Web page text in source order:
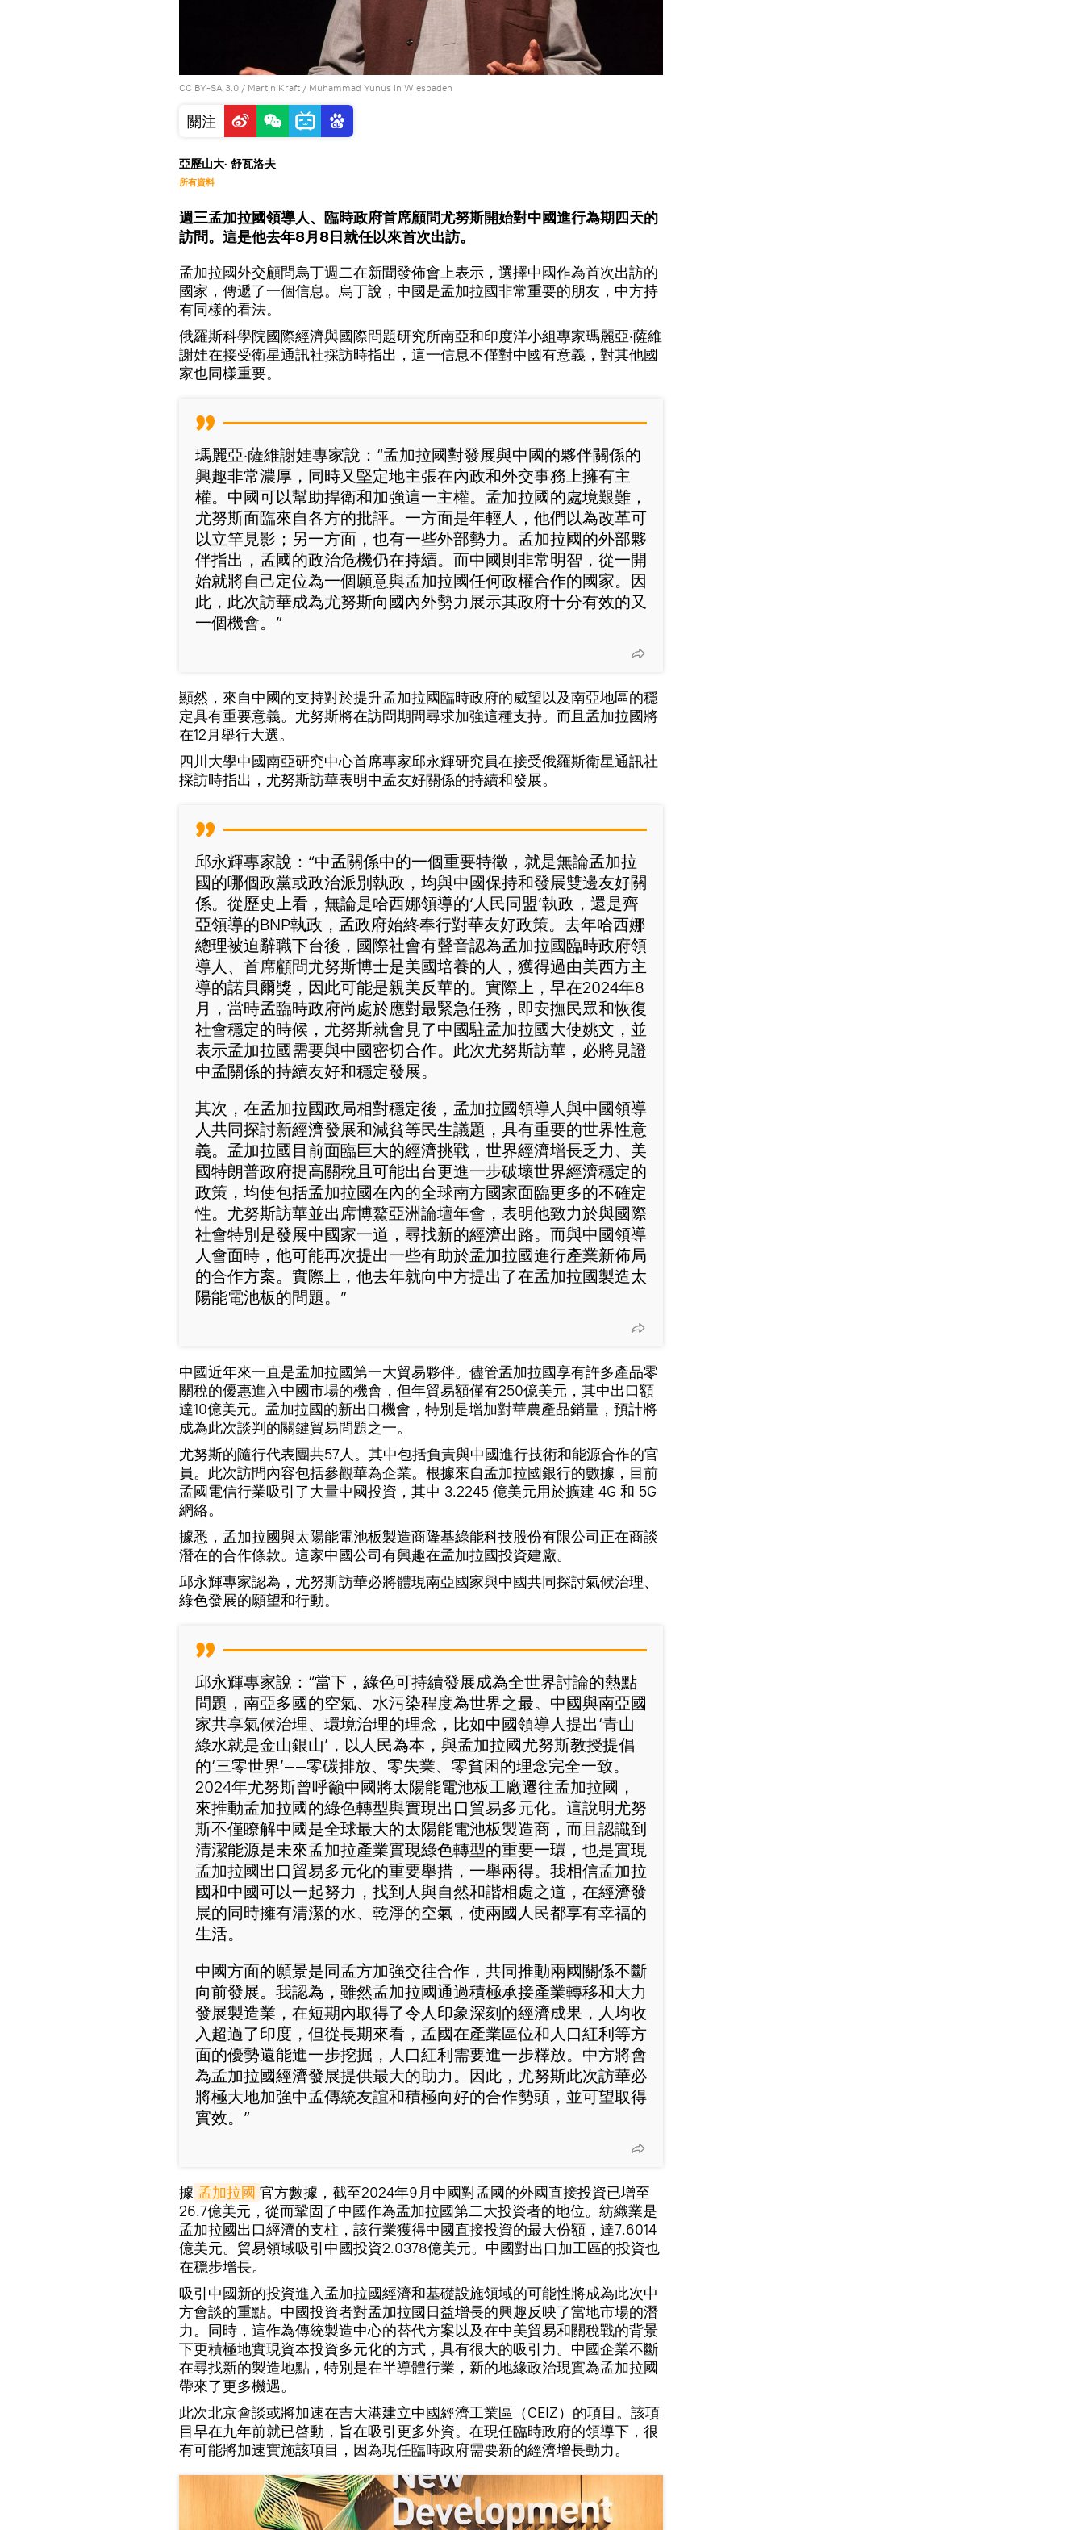
CC BY-SA 3.0 / Martin Kraft / Muhammad Yunus in Wiesbaden
關注
亞歷山大· 舒瓦洛夫
所有資料
週三孟加拉國領導人、臨時政府首席顧問尤努斯開始對中國進行為期四天的
訪問。這是他去年8月8日就任以來首次出訪。
孟加拉國外交顧問烏丁週二在新聞發佈會上表示，選擇中國作為首次出訪的
國家，傳遞了一個信息。烏丁說，中國是孟加拉國非常重要的朋友，中方持
有同樣的看法。
俄羅斯科學院國際經濟與國際問題研究所南亞和印度洋小組專家瑪麗亞·薩維
謝娃在接受衛星通訊社採訪時指出，這一信息不僅對中國有意義，對其他國
家也同樣重要。
瑪麗亞·薩維謝娃專家說：“孟加拉國對發展與中國的夥伴關係的
興趣非常濃厚，同時又堅定地主張在內政和外交事務上擁有主
權。中國可以幫助捍衛和加強這一主權。孟加拉國的處境艱難，
尤努斯面臨來自各方的批評。一方面是年輕人，他們以為改革可
以立竿見影；另一方面，也有一些外部勢力。孟加拉國的外部夥
伴指出，孟國的政治危機仍在持續。而中國則非常明智，從一開
始就將自己定位為一個願意與孟加拉國任何政權合作的國家。因
此，此次訪華成為尤努斯向國內外勢力展示其政府十分有效的又
一個機會。”
顯然，來自中國的支持對於提升孟加拉國臨時政府的威望以及南亞地區的穩
定具有重要意義。尤努斯將在訪問期間尋求加強這種支持。而且孟加拉國將
在12月舉行大選。
四川大學中國南亞研究中心首席專家邱永輝研究員在接受俄羅斯衛星通訊社
採訪時指出，尤努斯訪華表明中孟友好關係的持續和發展。
邱永輝專家說：“中孟關係中的一個重要特徵，就是無論孟加拉
國的哪個政黨或政治派別執政，均與中國保持和發展雙邊友好關
係。從歷史上看，無論是哈西娜領導的‘人民同盟’執政，還是齊
亞領導的BNP執政，孟政府始終奉行對華友好政策。去年哈西娜
總理被迫辭職下台後，國際社會有聲音認為孟加拉國臨時政府領
導人、首席顧問尤努斯博士是美國培養的人，獲得過由美西方主
導的諾貝爾獎，因此可能是親美反華的。實際上，早在2024年8
月，當時孟臨時政府尚處於應對最緊急任務，即安撫民眾和恢復
社會穩定的時候，尤努斯就會見了中國駐孟加拉國大使姚文，並
表示孟加拉國需要與中國密切合作。此次尤努斯訪華，必將見證
中孟關係的持續友好和穩定發展。
其次，在孟加拉國政局相對穩定後，孟加拉國領導人與中國領導
人共同探討新經濟發展和減貧等民生議題，具有重要的世界性意
義。孟加拉國目前面臨巨大的經濟挑戰，世界經濟增長乏力、美
國特朗普政府提高關稅且可能出台更進一步破壞世界經濟穩定的
政策，均使包括孟加拉國在內的全球南方國家面臨更多的不確定
性。尤努斯訪華並出席博鰲亞洲論壇年會，表明他致力於與國際
社會特別是發展中國家一道，尋找新的經濟出路。而與中國領導
人會面時，他可能再次提出一些有助於孟加拉國進行產業新佈局
的合作方案。實際上，他去年就向中方提出了在孟加拉國製造太
陽能電池板的問題。”
中國近年來一直是孟加拉國第一大貿易夥伴。儘管孟加拉國享有許多產品零
關稅的優惠進入中國市場的機會，但年貿易額僅有250億美元，其中出口額
達10億美元。孟加拉國的新出口機會，特別是增加對華農產品銷量，預計將
成為此次談判的關鍵貿易問題之一。
尤努斯的隨行代表團共57人。其中包括負責與中國進行技術和能源合作的官
員。此次訪問內容包括參觀華為企業。根據來自孟加拉國銀行的數據，目前
孟國電信行業吸引了大量中國投資，其中 3.2245 億美元用於擴建 4G 和 5G
網絡。
據悉，孟加拉國與太陽能電池板製造商隆基綠能科技股份有限公司正在商談
潛在的合作條款。這家中國公司有興趣在孟加拉國投資建廠。
邱永輝專家認為，尤努斯訪華必將體現南亞國家與中國共同探討氣候治理、
綠色發展的願望和行動。
邱永輝專家說：“當下，綠色可持續發展成為全世界討論的熱點
問題，南亞多國的空氣、水污染程度為世界之最。中國與南亞國
家共享氣候治理、環境治理的理念，比如中國領導人提出‘青山
綠水就是金山銀山’，以人民為本，與孟加拉國尤努斯教授提倡
的‘三零世界’——零碳排放、零失業、零貧困的理念完全一致。
2024年尤努斯曾呼籲中國將太陽能電池板工廠遷往孟加拉國，
來推動孟加拉國的綠色轉型與實現出口貿易多元化。這說明尤努
斯不僅瞭解中國是全球最大的太陽能電池板製造商，而且認識到
清潔能源是未來孟加拉產業實現綠色轉型的重要一環，也是實現
孟加拉國出口貿易多元化的重要舉措，一舉兩得。我相信孟加拉
國和中國可以一起努力，找到人與自然和諧相處之道，在經濟發
展的同時擁有清潔的水、乾淨的空氣，使兩國人民都享有幸福的
生活。
中國方面的願景是同孟方加強交往合作，共同推動兩國關係不斷
向前發展。我認為，雖然孟加拉國通過積極承接產業轉移和大力
發展製造業，在短期內取得了令人印象深刻的經濟成果，人均收
入超過了印度，但從長期來看，孟國在產業區位和人口紅利等方
面的優勢還能進一步挖掘，人口紅利需要進一步釋放。中方將會
為孟加拉國經濟發展提供最大的助力。因此，尤努斯此次訪華必
將極大地加強中孟傳統友誼和積極向好的合作勢頭，並可望取得
實效。”
據 孟加拉國 官方數據，截至2024年9月中國對孟國的外國直接投資已增至
26.7億美元，從而鞏固了中國作為孟加拉國第二大投資者的地位。紡織業是
孟加拉國出口經濟的支柱，該行業獲得中國直接投資的最大份額，達7.6014
億美元。貿易領域吸引中國投資2.0378億美元。中國對出口加工區的投資也
在穩步增長。
吸引中國新的投資進入孟加拉國經濟和基礎設施領域的可能性將成為此次中
方會談的重點。中國投資者對孟加拉國日益增長的興趣反映了當地市場的潛
力。同時，這作為傳統製造中心的替代方案以及在中美貿易和關稅戰的背景
下更積極地實現資本投資多元化的方式，具有很大的吸引力。中國企業不斷
在尋找新的製造地點，特別是在半導體行業，新的地緣政治現實為孟加拉國
帶來了更多機遇。
此次北京會談或將加速在吉大港建立中國經濟工業區（CEIZ）的項目。該項
目早在九年前就已啓動，旨在吸引更多外資。在現任臨時政府的領導下，很
有可能將加速實施該項目，因為現任臨時政府需要新的經濟增長動力。